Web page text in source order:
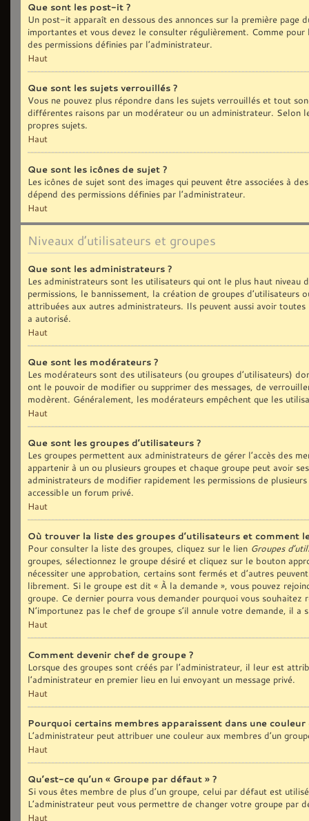
Que sont les post-it ?
Un post-it apparaît en dessous des annonces sur la première
importantes et vous devez le consulter régulièrement. Comme
des permissions définies par l’administrateur.
Haut
Que sont les sujets verrouillés ?
Vous ne pouvez plus répondre dans les sujets verrouillés et tout
différentes raisons par un modérateur ou un administrateur. Selon
propres sujets.
Haut
Que sont les icônes de sujet ?
Les icônes de sujet sont des images qui peuvent être associées à
dépend des permissions définies par l’administrateur.
Haut
Niveaux d’utilisateurs et groupes
Que sont les administrateurs ?
Les administrateurs sont les utilisateurs qui ont le plus haut
permissions, le bannissement, la création de groupes
attribuées aux autres administrateurs. Ils peuvent aussi avoir
a autorisé.
Haut
Que sont les modérateurs ?
Les modérateurs sont des utilisateurs (ou groupes d’utilisateurs)
ont le pouvoir de modifier ou supprimer des messages, de
modèrent. Généralement, les modérateurs empêchent que les
Haut
Que sont les groupes d’utilisateurs ?
Les groupes permettent aux administrateurs de gérer l’accès des
appartenir à un ou plusieurs groupes et chaque groupe peut avoir
administrateurs de modifier rapidement les permissions de
accessible un forum privé.
Haut
Où trouver la liste des groupes d’utilisateurs et comment
Pour consulter la liste des groupes, cliquez sur le lien Groupes
groupes, sélectionnez le groupe désiré et cliquez sur le bouton
nécessiter une approbation, certains sont fermés et d’autres
librement. Si le groupe est dit « À la demande », vous pouvez
groupe. Ce dernier pourra vous demander pourquoi vous
N’importunez pas le chef de groupe s’il annule votre demande, il a
Haut
Comment devenir chef de groupe ?
Lorsque des groupes sont créés par l’administrateur, il leur est
l’administrateur en premier lieu en lui envoyant un message privé.
Haut
Pourquoi certains membres apparaissent dans une
L’administrateur peut attribuer une couleur aux membres d’un
Haut
Qu’est-ce qu’un « Groupe par défaut » ?
Si vous êtes membre de plus d’un groupe, celui par défaut est
L’administrateur peut vous permettre de changer votre groupe par
Haut